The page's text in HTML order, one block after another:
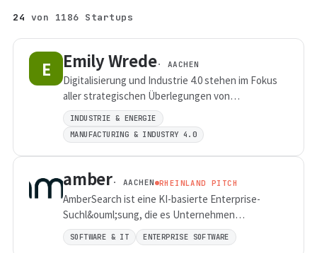
24 von 1186 Startups
E Emily Wrede· AACHEN
Digitalisierung und Industrie 4.0 stehen im Fokus
aller strategischen Überlegungen von
Fertigungsunternehmen.Unsere KI-Produkte und
-Services rund um die intelligente Fabrik
unterstützen diese Unternehmen bei ihrem
digitalen Handlungsauftrag.
INDUSTRIE & ENERGIE
MANUFACTURING & INDUSTRY 4.0
amber· AACHEN RHEINLAND PITCH
AmberSearch ist eine KI-basierte Enterprise-
Suchl&ouml;sung, die es Unternehmen
erm&ouml;glicht, interne Informationen schnell
und einfach zu finden, indem sie verschiedene
SOFTWARE & IT ENTERPRISE SOFTWARE